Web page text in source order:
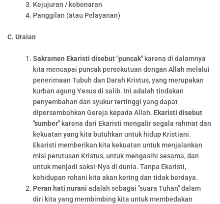
Kejujuran / kebenaran
Panggilan (atau Pelayanan)
C. Uraian
Sakramen Ekaristi disebut "puncak" karena di dalamnya
kita mencapai puncak persekutuan dengan Allah melalui
penerimaan Tubuh dan Darah Kristus, yang merupakan
kurban agung Yesus di salib. Ini adalah tindakan
penyembahan dan syukur tertinggi yang dapat
dipersembahkan Gereja kepada Allah. Ekaristi disebut
"sumber" karena dari Ekaristi mengalir segala rahmat dan
kekuatan yang kita butuhkan untuk hidup Kristiani.
Ekaristi memberikan kita kekuatan untuk menjalankan
misi perutusan Kristus, untuk mengasihi sesama, dan
untuk menjadi saksi-Nya di dunia. Tanpa Ekaristi,
kehidupan rohani kita akan kering dan tidak berdaya.
Peran hati nurani adalah sebagai "suara Tuhan" dalam
diri kita yang membimbing kita untuk membedakan